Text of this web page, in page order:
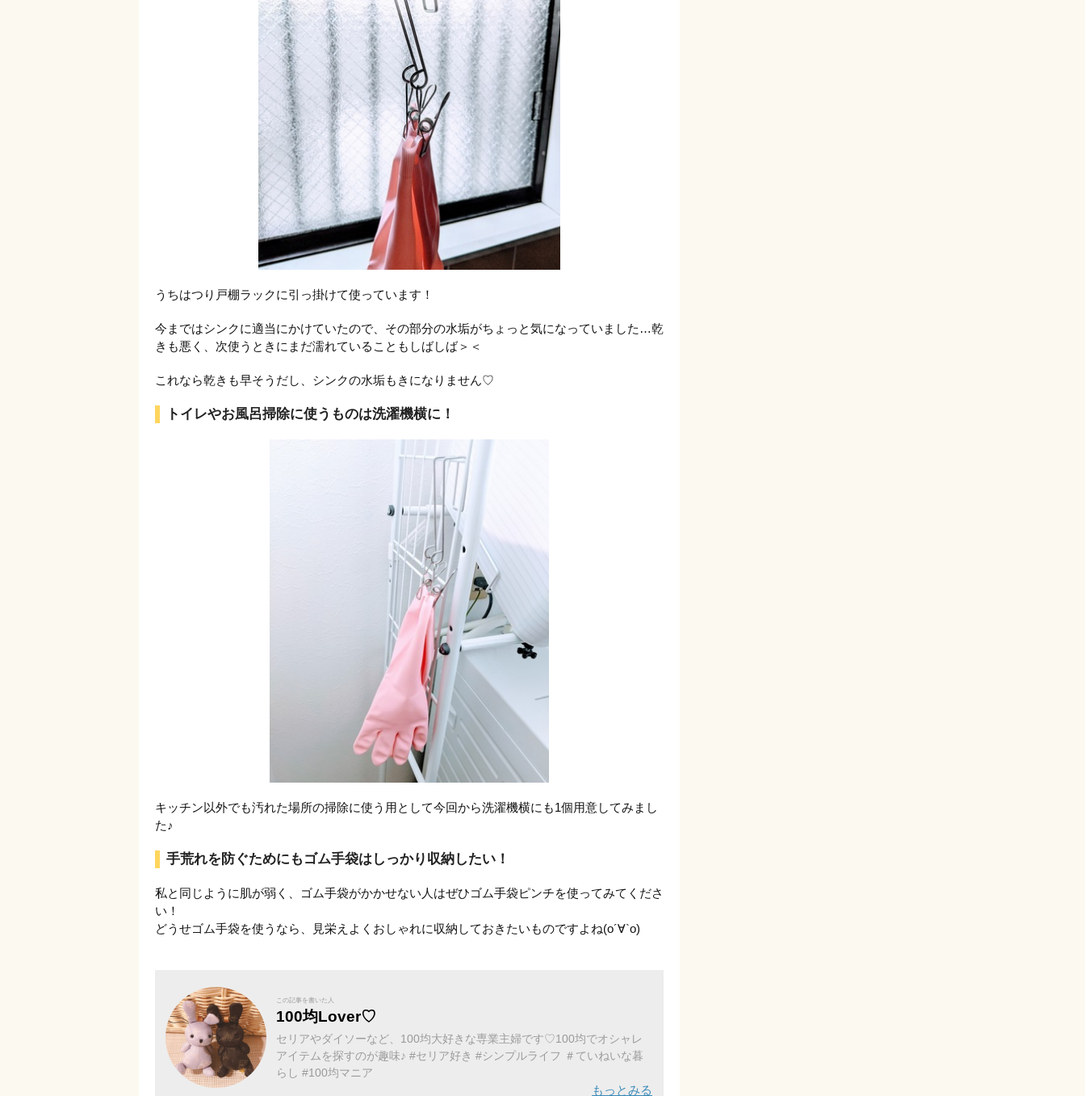
うちはつり戸棚ラックに引っ掛けて使っています！
今まではシンクに適当にかけていたので、その部分の水垢がちょっと気になっていました…乾
きも悪く、次使うときにまだ濡れていることもしばしば＞＜
これなら乾きも早そうだし、シンクの水垢もきになりません♡
トイレやお風呂掃除に使うものは洗濯機横に！
キッチン以外でも汚れた場所の掃除に使う用として今回から洗濯機横にも1個用意してみまし
た♪
手荒れを防ぐためにもゴム手袋はしっかり収納したい！
私と同じように肌が弱く、ゴム手袋がかかせない人はぜひゴム手袋ピンチを使ってみてくださ
い！
どうせゴム手袋を使うなら、見栄えよくおしゃれに収納しておきたいものですよね(о´∀`о)
この記事を書いた人
100均Lover♡
セリアやダイソーなど、100均大好きな専業主婦です♡100均でオシャレ
アイテムを探すのが趣味♪ #セリア好き #シンプルライフ ＃ていねいな暮
らし #100均マニア
もっとみる